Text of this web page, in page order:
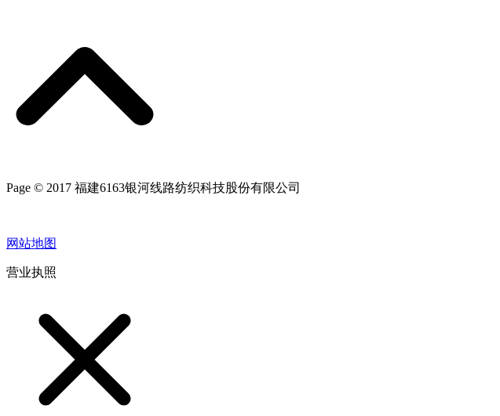
Page © 2017 福建6163银河线路纺织科技股份有限公司
网站地图
营业执照